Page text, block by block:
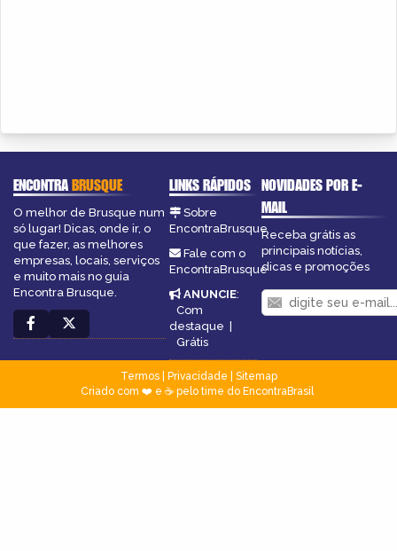
ENCONTRABRUSQUE
O melhor de Brusque num
só lugar! Dicas, onde ir, o
que fazer, as melhores
empresas, locais, serviços
e muito mais no guia
Encontra Brusque.
LINKS RÁPIDOS
Sobre
EncontraBrusque
Fale com o
EncontraBrusque
ANUNCIE:
Com
destaque |
Grátis
NOVIDADES POR E-
MAIL
Receba grátis as
principais notícias,
dicas e promoções
Termos| Privacidade
Sitemap
Criado com ❤️ e ☕ pelo time do EncontraBrasil